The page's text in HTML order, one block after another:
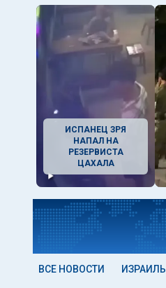
ИСПАНЕЦ ЗРЯ
НАПАЛ НА
РЕЗЕРВИСТА
ЦАХАЛА
ВСЕ НОВОСТИ ИЗРАИЛЬ